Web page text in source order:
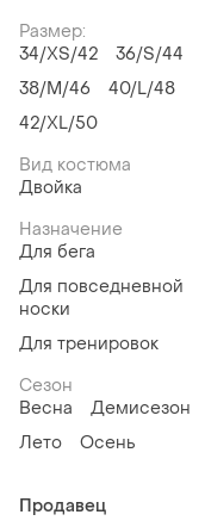
Размер:
34/XS/42
36/S/44
38/M/46
40/L/48
42/XL/50
Вид костюма
Двойка
Назначение
Для бега
Для повседневной
носки
Для тренировок
Сезон
Весна
Демисезон
Лето
Осень
Продавец